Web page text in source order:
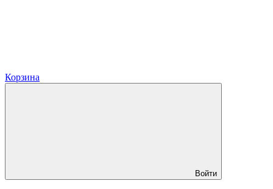
Корзина
Войти